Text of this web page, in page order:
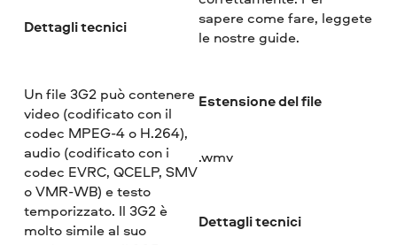
Dettagli tecnici
Un file 3G2 può contenere
video (codificato con il
codec MPEG-4 o H.264),
audio (codificato con i
codec EVRC, QCELP, SMV
o VMR-WB) e testo
temporizzato. Il 3G2 è
molto simile al suo
sapere come fare, leggete
le nostre guide.
Estensione del file
.wmv
Dettagli tecnici